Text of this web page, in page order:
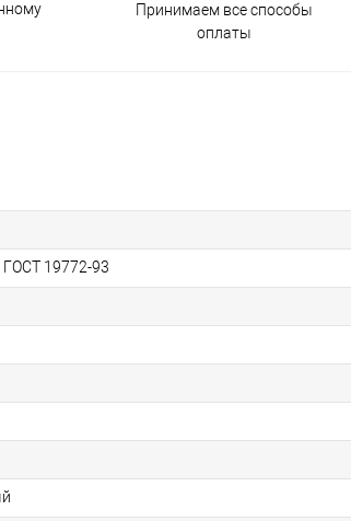
Принимаем все способы
оплаты
19772-93